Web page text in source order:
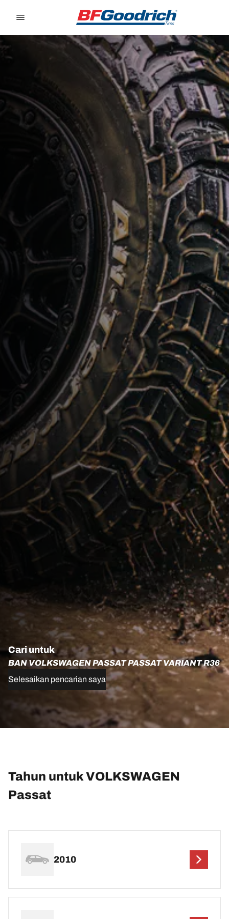
Cari untuk
BAN VOLKSWAGEN PASSAT PASSAT VARIANT R36
Selesaikan pencarian saya
Tahun untuk VOLKSWAGEN
Passat
2010